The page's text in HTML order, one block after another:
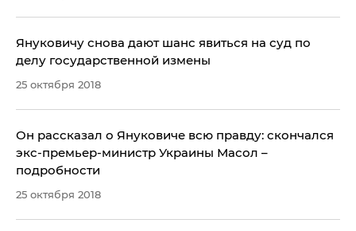
Януковичу снова дают шанс явиться на суд по
делу государственной измены
25 октября 2018
Он рассказал о Януковиче всю правду: скончался
экс-премьер-министр Украины Масол –
подробности
25 октября 2018